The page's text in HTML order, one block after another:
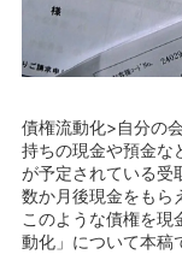
債権流動化>自分の
持ちの現金や預金な
が予定されている受
数か月後現金をもら
このような債権を現
動化」について本稿